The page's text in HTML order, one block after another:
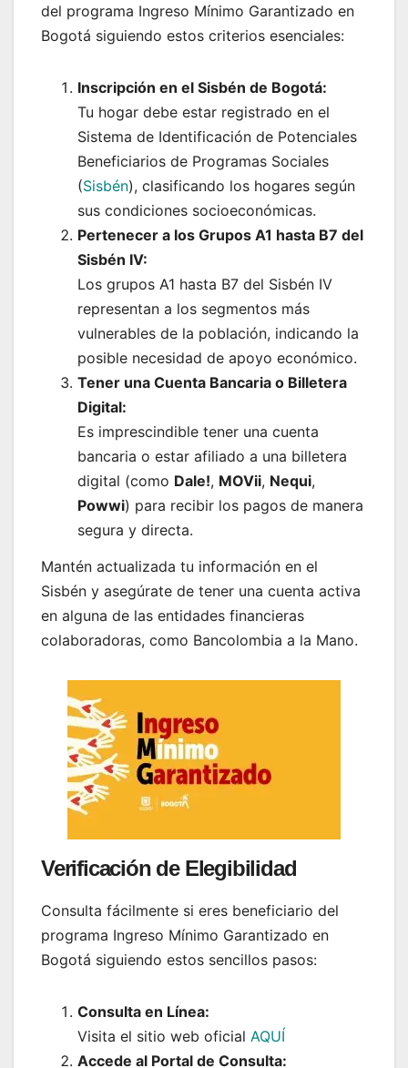
del programa Ingreso Mínimo Garantizado en
Bogotá siguiendo estos criterios esenciales:
Inscripción en el Sisbén de Bogotá:
Tu hogar debe estar registrado en el
Sistema de Identificación de Potenciales
Beneficiarios de Programas Sociales
(Sisbén), clasificando los hogares según
sus condiciones socioeconómicas.
Pertenecer a los Grupos A1 hasta B7 del
Sisbén IV:
Los grupos A1 hasta B7 del Sisbén IV
representan a los segmentos más
vulnerables de la población, indicando la
posible necesidad de apoyo económico.
Tener una Cuenta Bancaria o Billetera
Digital:
Es imprescindible tener una cuenta
bancaria o estar afiliado a una billetera
digital (como Dale!, MOVii, Nequi,
Powwi) para recibir los pagos de manera
segura y directa.
Mantén actualizada tu información en el
Sisbén y asegúrate de tener una cuenta activa
en alguna de las entidades financieras
colaboradoras, como Bancolombia a la Mano.
Verificación de Elegibilidad
Consulta fácilmente si eres beneficiario del
programa Ingreso Mínimo Garantizado en
Bogotá siguiendo estos sencillos pasos:
Consulta en Línea:
Visita el sitio web oficial AQUÍ
Accede al Portal de Consulta: